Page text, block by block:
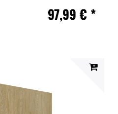
97,99 € *